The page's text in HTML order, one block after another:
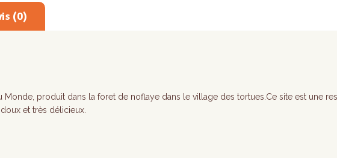
(0)
Monde, produit dans la foret de noflaye dans le village des tortues.Ce site est une
et très délicieux.